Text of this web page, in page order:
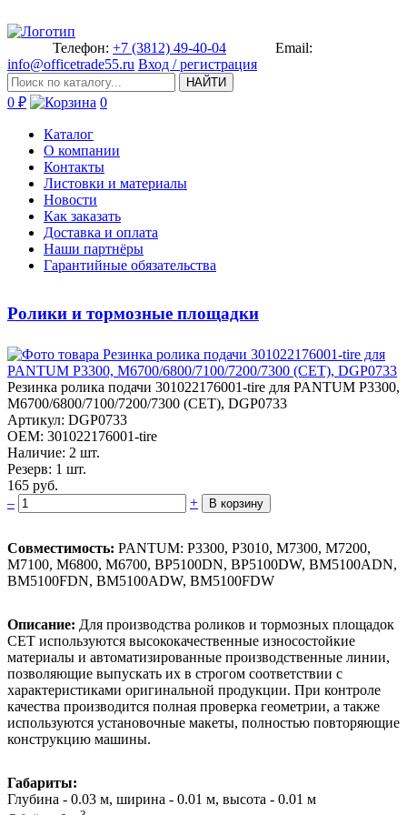
Телефон: +7 (3812) 49-40-04
Email:
info@officetrade55.ru Вход / регистрация
НАЙТИ
0 ₽ 0
Каталог
О компании
Контакты
Листовки и материалы
Новости
Как заказать
Доставка и оплата
Наши партнёры
Гарантийные обязательства
Ролики и тормозные площадки
Резинка ­ролика подачи 301022176001-tir­e для PANTUM P3300,
M6700/6800­/7100/7200/7300 (CET), DGP0733­
Артикул: DGP0733
OEM: 301022176001-tire
Наличие: 2 шт.
Резерв: 1 шт.
165 руб.
–
+ В корзину
Совместимость: PANTUM: P3300, P3010, M7300, M7200,
M7100, M6800, M6700, BP5100DN, BP5100DW, BM5100ADN,
BM5100FDN, BM5100ADW, BM5100FDW
Описание: Для производства роликов и тормозных площадок
CET используются высококачественные износостойкие
материалы и автоматизированные производственные линии,
позволяющие выпускать их в строгом соответствии с
характеристиками оригинальной продукции. При контроле
качества производится полная проверка геометрии, а также
используются установочные макеты, полностью повторяющие
конструкцию машины.
Габариты:
Глубина - 0.03 м, ширина - 0.01 м, высота - 0.01 м